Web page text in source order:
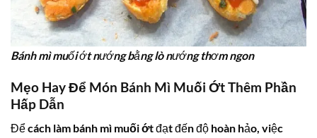
Bánh mì muối ớt nướng bằng lò nướng thơm ngon
Mẹo Hay Để Món Bánh Mì Muối Ớt Thêm Phần
Hấp Dẫn
Đểcách làm bánh mì muối ớtđạt đến độ hoàn hảo, việc